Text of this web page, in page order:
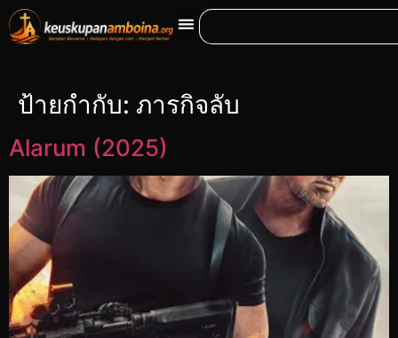
ป้ายกำกับ: ภารกิจลับ
Alarum (2025)